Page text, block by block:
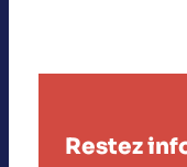
Restez